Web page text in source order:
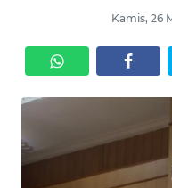
Kamis, 26
KRIMINAL
EKUIN
SAINS-TEKNO